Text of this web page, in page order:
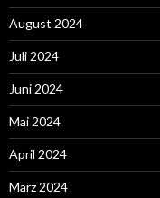
August 2024
Juli 2024
Juni 2024
Mai 2024
April 2024
März 2024